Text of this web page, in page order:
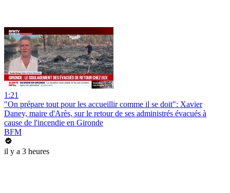
1:21
"On prépare tout pour les accueillir comme il se doit": Xavier
Daney, maire d'Arès, sur le retour de ses administrés évacués à
cause de l'incendie en Gironde
BFM
il y a 3 heures